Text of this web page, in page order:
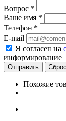
Вопрос *
Ваше имя *
Телефон *
E-mail
Я согласен на
информирование
Похожие